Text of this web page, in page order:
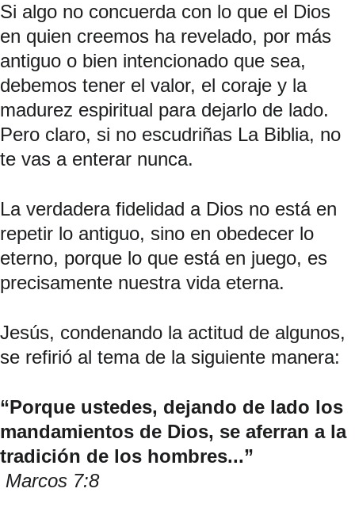
Si algo no concuerda con lo que el Dios
en quien creemos ha revelado, por más
antiguo o bien intencionado que sea,
debemos tener el valor, el coraje y la
madurez espiritual para dejarlo de lado.
Pero claro, si no escudriñas La Biblia, no
te vas a enterar nunca.
La verdadera fidelidad a Dios no está en
repetir lo antiguo, sino en obedecer lo
eterno, porque lo que está en juego, es
precisamente nuestra vida eterna.
Jesús, condenando la actitud de algunos,
se refirió al tema de la siguiente manera:
“Porque ustedes, dejando de lado los
mandamientos de Dios, se aferran a la
tradición de los hombres...”
Marcos 7:8